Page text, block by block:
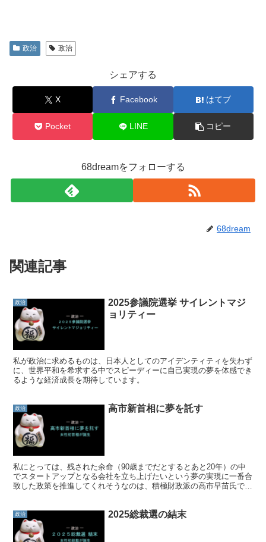
政治 政治
シェアする
X Facebook はてブ
Pocket LINE コピー
68dreamをフォローする
68dream
関連記事
政治
2025参議院選挙 サイレントマジ
ョリティー
私が政治に求めるものは、日本人としてのアイデンティティを失わず
に、世界平和を希求する中でスピーディーに自己実現の夢を体感でき
るような経済成長を期待しています。
政治 高市新首相に夢を託す
私にとっては、残された余命（90歳までだとするとあと20年）の中
でスタートアップとなる会社を立ち上げたいという夢の実現に一番合
致した政策を推進してくれそうなのは、積極財政派の高市早苗氏で
政治 2025総裁選の結末